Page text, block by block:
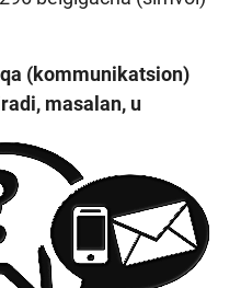
(kommunikatsion)
masalan, u